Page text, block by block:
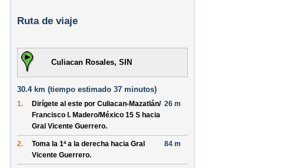
Ruta de viaje
Culiacan Rosales, SIN
30.4 km (tiempo estimado 37 minutos)
1. Dirígete al este por Culiacan-Mazatlán/
Francisco I. Madero/México 15 S hacia
Gral Vicente Guerrero.
26 m
2. Toma la 1ª a la derecha hacia Gral
Vicente Guerrero.
84 m